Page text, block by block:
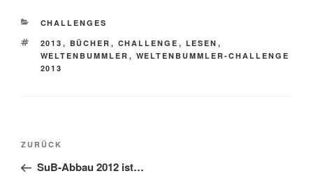
KATEGORIEN
CHALLENGES
SCHLAGWÖRTER
2013 , BÜCHER , CHALLENGE , LESEN ,
WELTENBUMMLER , WELTENBUMMLER-CHALLENGE
2013
Beitragsnavigation
Vorheriger
Beitrag
ZURÜCK
SuB-Abbau 2012 ist…